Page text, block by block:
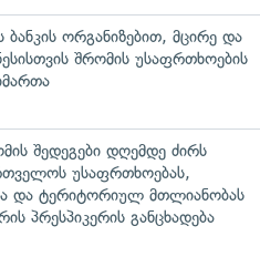
ორგანიზებით, მცირე და
შრომის უსაფრთხოების
შედეგები დღემდე ძირს
უსაფრთხოებას,
და ტერიტორიულ მთლიანობას
პრესპიკერის განცხადება